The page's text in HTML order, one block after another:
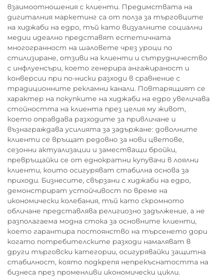
взаимоотношения с клиенти. Предимствата на
дигиталния маркетинг са от полза за търговците
на хиджаби на едро, тъй като визуалните социални
медии идеално представят естетичната
многогранност на шаловете чрез уроци по
стилизиране, отзиви на клиенти и сътрудничество
с инфлуенсъри, което генерира ангажираност и
конверсии при по-ниски разходи в сравнение с
традиционните рекламни канали. Повтарящият се
характер на покупките на хиджаби на едро увеличава
стойността на клиента през целия му живот,
което оправдава разходите за привличане и
възнаграждава усилията за задържане: доволните
клиенти се връщат редовно за нови цветове,
сезонни актуализации и заместващи бройки,
превръщайки се от еднократни купувачи в лоялни
клиенти, които осигуряват стабилна основа за
приходи. Бизнесите, свързани с хиджаби на едро,
демонстрират устойчивост по време на
икономически колебания, тъй като скромното
обличане представлява религиозно задължение, а не
разполагаема модна стока за основните клиенти,
което гарантира постоянство на търсенето дори
когато потребителските разходи намаляват в
други търговски категории, осигурявайки защитна
стабилност, която подкрепя непрекъснатостта на
бизнеса през променливи икономически цикли.